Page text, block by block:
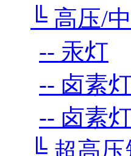
╚ 高压/
-- 汞灯
-- 卤素
-- 卤素
╚ 超高